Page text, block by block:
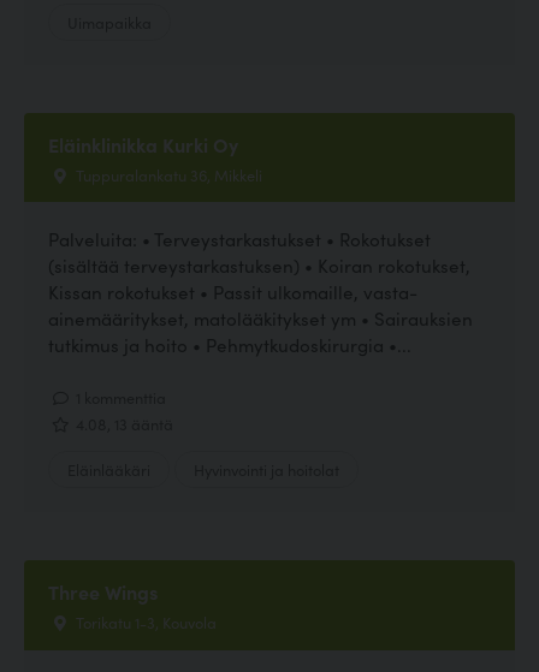
Eläinklinikka Kurki Oy
Tuppuralankatu 36, Mikkeli
Palveluita: • Terveystarkastukset • Rokotukset
(sisältää terveystarkastuksen) • Koiran rokotukset,
Kissan rokotukset • Passit ulkomaille, vasta-
ainemääritykset, matolääkitykset ym • Sairauksien
tutkimus ja hoito • Pehmytkudoskirurgia •...
Three Wings
Torikatu 1-3, Kouvola